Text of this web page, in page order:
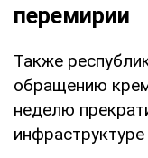
перемирии
Также
обращению
неделю